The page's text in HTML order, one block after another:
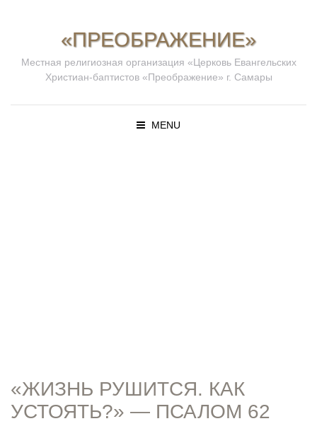
«ПРЕОБРАЖЕНИЕ»
Местная религиозная организация «Церковь Евангельских
Христиан-баптистов «Преображение» г. Самары
MENU
«ЖИЗНЬ РУШИТСЯ. КАК
УСТОЯТЬ?» — ПСАЛОМ 62